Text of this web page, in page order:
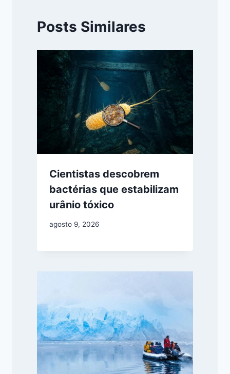
Posts Similares
Cientistas descobrem
bactérias que estabilizam
urânio tóxico
agosto 9, 2026